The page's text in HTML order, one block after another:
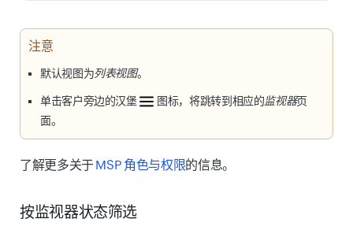
注意
默认视图为列表视图。
单击客户旁边的汉堡 图标，将跳转到相应的监视器页
面。
了解更多关于MSP 角色与权限的信息。
按监视器状态筛选